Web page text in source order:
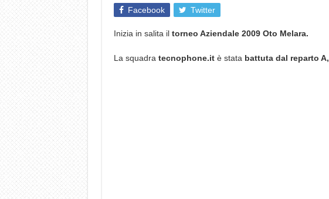
Facebook Twitter
Inizia in salita il torneo Aziendale 2009 Oto Melara.
La squadra tecnophone.itè stata battuta dal reparto A,